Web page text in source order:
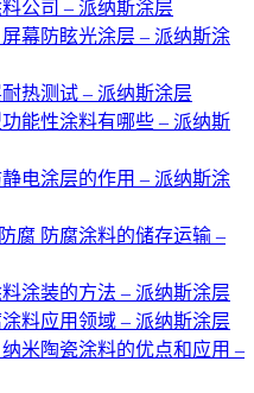
公司 – 派纳斯涂层
幕防眩光涂层 – 派纳斯涂
热测试 – 派纳斯涂层
能性涂料有哪些 – 派纳斯
电涂层的作用 – 派纳斯涂
腐 防腐涂料的储存运输 –
涂装的方法 – 派纳斯涂层
料应用领域 – 派纳斯涂层
米陶瓷涂料的优点和应用 –